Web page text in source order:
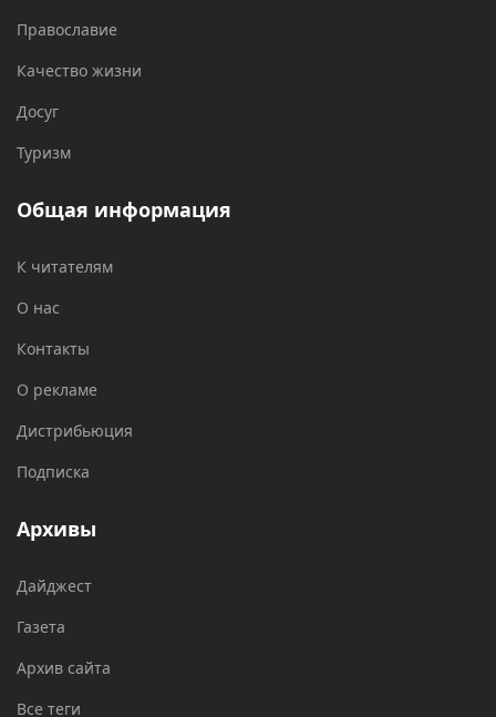
Православие
Качество жизни
Досуг
Туризм
Общая информация
К читателям
О нас
Контакты
О рекламе
Дистрибьюция
Подписка
Архивы
Дайджест
Газета
Архив сайта
Все теги